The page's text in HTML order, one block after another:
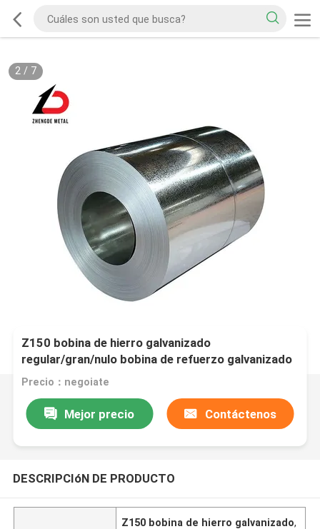
2/ 7
Z150 bobina de hierro galvanizado
regular/gran/nulo bobina de refuerzo galvanizado
de espiga
Precio：negoiate
Mejor precio Contáctenos
DESCRIPCIóN DE PRODUCTO
Z150 bobina de hierro galvanizado,